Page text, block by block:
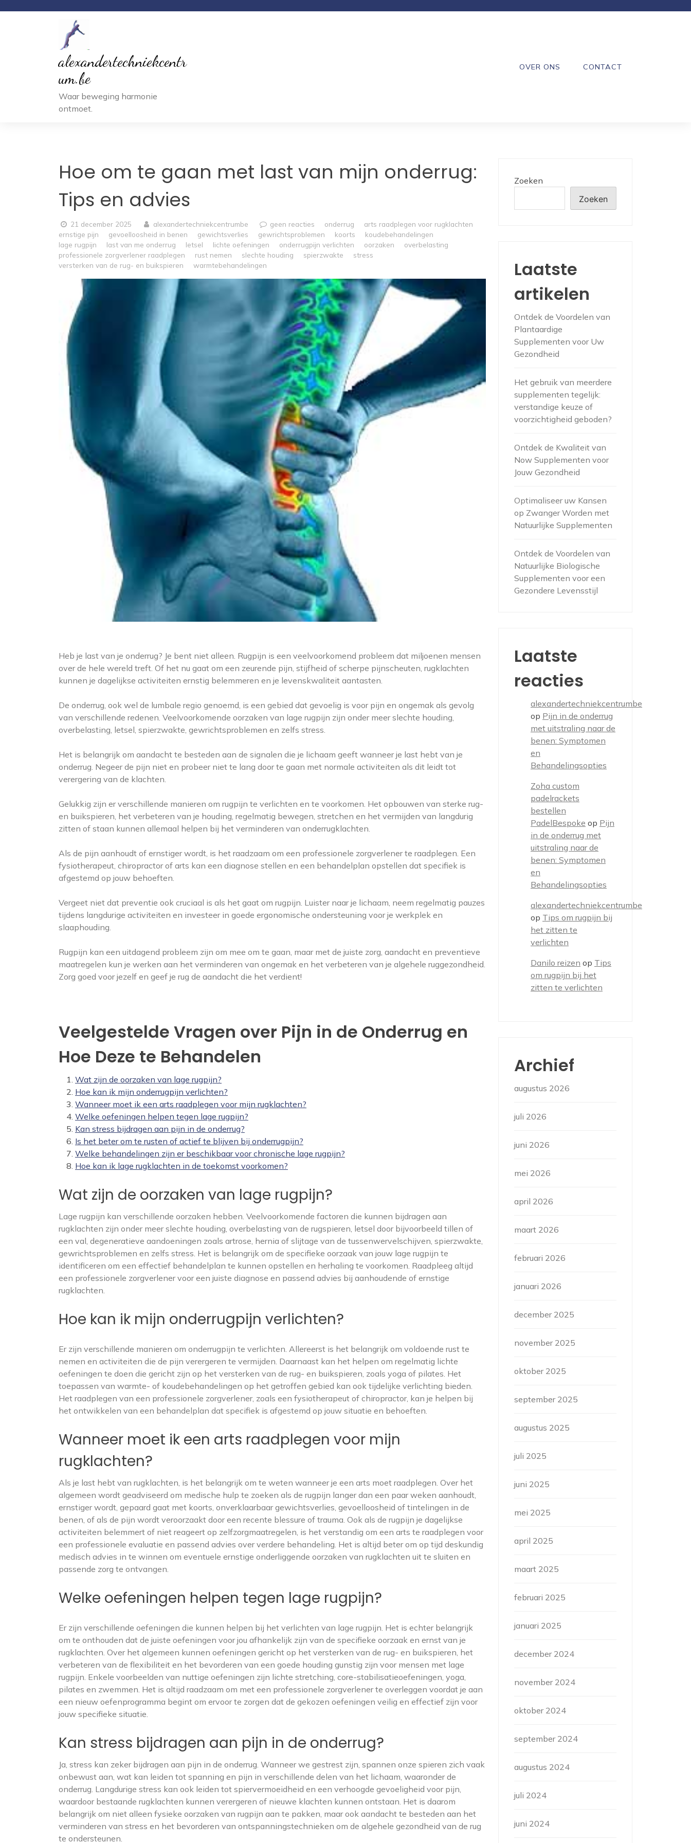
alexandertechniekcentr
um.be
Waar beweging harmonie
ontmoet.
OVER ONS CONTACT
Hoe om te gaan met last van mijn onderrug:
Tips en advies
21 december 2025 alexandertechniekcentrumbe geen reacties onderrug
arts raadplegen voor rugklachten
ernstige pijn
gevoelloosheid in benen gewichtsverlies gewrichtsproblemen koorts
koudebehandelingen
lage rugpijn
last van me onderrug letsel lichte oefeningen onderrugpijn verlichten oorzaken
overbelasting
professionele zorgverlener raadplegen
rust nemen slechte houding spierzwakte
stress
versterken van de rug- en buikspieren
warmtebehandelingen
Heb je last van je onderrug? Je bent niet alleen. Rugpijn is een veelvoorkomend probleem dat miljoenen mensen
over de hele wereld treft. Of het nu gaat om een zeurende pijn, stijfheid of scherpe pijnscheuten, rugklachten
kunnen je dagelijkse activiteiten ernstig belemmeren en je levenskwaliteit aantasten.
De onderrug, ook wel de lumbale regio genoemd, is een gebied dat gevoelig is voor pijn en ongemak als gevolg
van verschillende redenen. Veelvoorkomende oorzaken van lage rugpijn zijn onder meer slechte houding,
overbelasting, letsel, spierzwakte, gewrichtsproblemen en zelfs stress.
Het is belangrijk om aandacht te besteden aan de signalen die je lichaam geeft wanneer je last hebt van je
onderrug. Negeer de pijn niet en probeer niet te lang door te gaan met normale activiteiten als dit leidt tot
verergering van de klachten.
Gelukkig zijn er verschillende manieren om rugpijn te verlichten en te voorkomen. Het opbouwen van sterke rug-
en buikspieren, het verbeteren van je houding, regelmatig bewegen, stretchen en het vermijden van langdurig
zitten of staan kunnen allemaal helpen bij het verminderen van onderrugklachten.
Als de pijn aanhoudt of ernstiger wordt, is het raadzaam om een professionele zorgverlener te raadplegen. Een
fysiotherapeut, chiropractor of arts kan een diagnose stellen en een behandelplan opstellen dat specifiek is
afgestemd op jouw behoeften.
Vergeet niet dat preventie ook cruciaal is als het gaat om rugpijn. Luister naar je lichaam, neem regelmatig pauzes
tijdens langdurige activiteiten en investeer in goede ergonomische ondersteuning voor je werkplek en
slaaphouding.
Rugpijn kan een uitdagend probleem zijn om mee om te gaan, maar met de juiste zorg, aandacht en preventieve
maatregelen kun je werken aan het verminderen van ongemak en het verbeteren van je algehele ruggezondheid.
Zorg goed voor jezelf en geef je rug de aandacht die het verdient!
Veelgestelde Vragen over Pijn in de Onderrug en
Hoe Deze te Behandelen
Wat zijn de oorzaken van lage rugpijn?
Hoe kan ik mijn onderrugpijn verlichten?
Wanneer moet ik een arts raadplegen voor mijn rugklachten?
Welke oefeningen helpen tegen lage rugpijn?
Kan stress bijdragen aan pijn in de onderrug?
Is het beter om te rusten of actief te blijven bij onderrugpijn?
Welke behandelingen zijn er beschikbaar voor chronische lage rugpijn?
Hoe kan ik lage rugklachten in de toekomst voorkomen?
Wat zijn de oorzaken van lage rugpijn?
Lage rugpijn kan verschillende oorzaken hebben. Veelvoorkomende factoren die kunnen bijdragen aan
rugklachten zijn onder meer slechte houding, overbelasting van de rugspieren, letsel door bijvoorbeeld tillen of
een val, degeneratieve aandoeningen zoals artrose, hernia of slijtage van de tussenwervelschijven, spierzwakte,
gewrichtsproblemen en zelfs stress. Het is belangrijk om de specifieke oorzaak van jouw lage rugpijn te
identificeren om een effectief behandelplan te kunnen opstellen en herhaling te voorkomen. Raadpleeg altijd
een professionele zorgverlener voor een juiste diagnose en passend advies bij aanhoudende of ernstige
rugklachten.
Hoe kan ik mijn onderrugpijn verlichten?
Er zijn verschillende manieren om onderrugpijn te verlichten. Allereerst is het belangrijk om voldoende rust te
nemen en activiteiten die de pijn verergeren te vermijden. Daarnaast kan het helpen om regelmatig lichte
oefeningen te doen die gericht zijn op het versterken van de rug- en buikspieren, zoals yoga of pilates. Het
toepassen van warmte- of koudebehandelingen op het getroffen gebied kan ook tijdelijke verlichting bieden.
Het raadplegen van een professionele zorgverlener, zoals een fysiotherapeut of chiropractor, kan je helpen bij
het ontwikkelen van een behandelplan dat specifiek is afgestemd op jouw situatie en behoeften.
Wanneer moet ik een arts raadplegen voor mijn
rugklachten?
Als je last hebt van rugklachten, is het belangrijk om te weten wanneer je een arts moet raadplegen. Over het
algemeen wordt geadviseerd om medische hulp te zoeken als de rugpijn langer dan een paar weken aanhoudt,
ernstiger wordt, gepaard gaat met koorts, onverklaarbaar gewichtsverlies, gevoelloosheid of tintelingen in de
benen, of als de pijn wordt veroorzaakt door een recente blessure of trauma. Ook als de rugpijn je dagelijkse
activiteiten belemmert of niet reageert op zelfzorgmaatregelen, is het verstandig om een arts te raadplegen voor
een professionele evaluatie en passend advies over verdere behandeling. Het is altijd beter om op tijd deskundig
medisch advies in te winnen om eventuele ernstige onderliggende oorzaken van rugklachten uit te sluiten en
passende zorg te ontvangen.
Welke oefeningen helpen tegen lage rugpijn?
Er zijn verschillende oefeningen die kunnen helpen bij het verlichten van lage rugpijn. Het is echter belangrijk
om te onthouden dat de juiste oefeningen voor jou afhankelijk zijn van de specifieke oorzaak en ernst van je
rugklachten. Over het algemeen kunnen oefeningen gericht op het versterken van de rug- en buikspieren, het
verbeteren van de flexibiliteit en het bevorderen van een goede houding gunstig zijn voor mensen met lage
rugpijn. Enkele voorbeelden van nuttige oefeningen zijn lichte stretching, core-stabilisatieoefeningen, yoga,
pilates en zwemmen. Het is altijd raadzaam om met een professionele zorgverlener te overleggen voordat je aan
een nieuw oefenprogramma begint om ervoor te zorgen dat de gekozen oefeningen veilig en effectief zijn voor
jouw specifieke situatie.
Kan stress bijdragen aan pijn in de onderrug?
Ja, stress kan zeker bijdragen aan pijn in de onderrug. Wanneer we gestrest zijn, spannen onze spieren zich vaak
onbewust aan, wat kan leiden tot spanning en pijn in verschillende delen van het lichaam, waaronder de
onderrug. Langdurige stress kan ook leiden tot spiervermoeidheid en een verhoogde gevoeligheid voor pijn,
waardoor bestaande rugklachten kunnen verergeren of nieuwe klachten kunnen ontstaan. Het is daarom
belangrijk om niet alleen fysieke oorzaken van rugpijn aan te pakken, maar ook aandacht te besteden aan het
verminderen van stress en het bevorderen van ontspanningstechnieken om de algehele gezondheid van de rug
te ondersteunen.
Zoeken
Zoeken
Laatste
artikelen
Ontdek de Voordelen van
Plantaardige
Supplementen voor Uw
Gezondheid
Het gebruik van meerdere
supplementen tegelijk:
verstandige keuze of
voorzichtigheid geboden?
Ontdek de Kwaliteit van
Now Supplementen voor
Jouw Gezondheid
Optimaliseer uw Kansen
op Zwanger Worden met
Natuurlijke Supplementen
Ontdek de Voordelen van
Natuurlijke Biologische
Supplementen voor een
Gezondere Levensstijl
Laatste
reacties
alexandertechniekcentrumbe
op Pijn in de onderrug
met uitstraling naar de
benen: Symptomen
en
Behandelingsopties
Zoha custom
padelrackets
bestellen
PadelBespoke op Pijn
in de onderrug met
uitstraling naar de
benen: Symptomen
en
Behandelingsopties
alexandertechniekcentrumbe
op Tips om rugpijn bij
het zitten te
verlichten
Danilo reizen op Tips
om rugpijn bij het
zitten te verlichten
Archief
augustus 2026
juli 2026
juni 2026
mei 2026
april 2026
maart 2026
februari 2026
januari 2026
december 2025
november 2025
oktober 2025
september 2025
augustus 2025
juli 2025
juni 2025
mei 2025
april 2025
maart 2025
februari 2025
januari 2025
december 2024
november 2024
oktober 2024
september 2024
augustus 2024
juli 2024
juni 2024